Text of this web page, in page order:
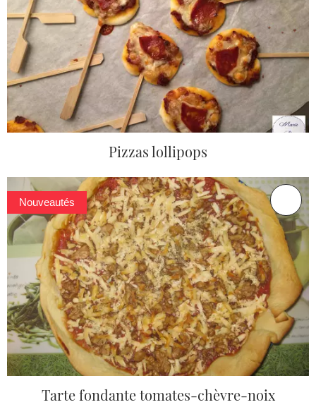
Pizzas lollipops
Nouveautés
Tarte fondante tomates-chèvre-noix